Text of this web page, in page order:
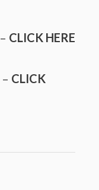
– CLICK HERE
– CLICK